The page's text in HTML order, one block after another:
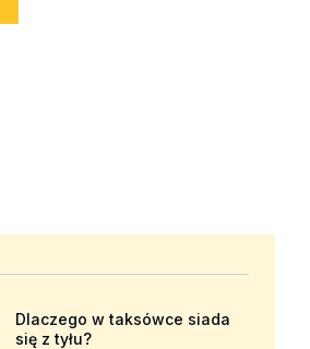
Dlaczego w taksówce siada
się z tyłu?